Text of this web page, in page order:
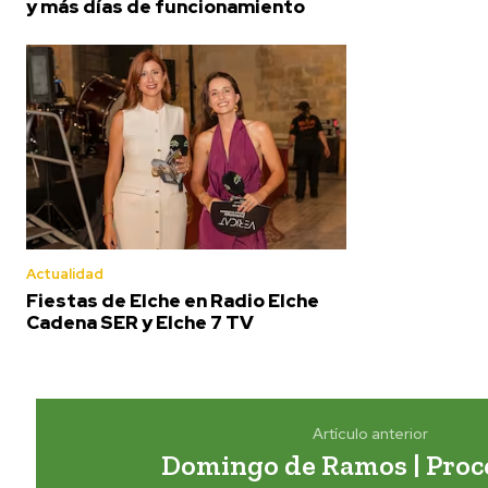
y más días de funcionamiento
Actualidad
Fiestas de Elche en Radio Elche
Cadena SER y Elche 7 TV
Artículo anterior
Domingo de Ramos |